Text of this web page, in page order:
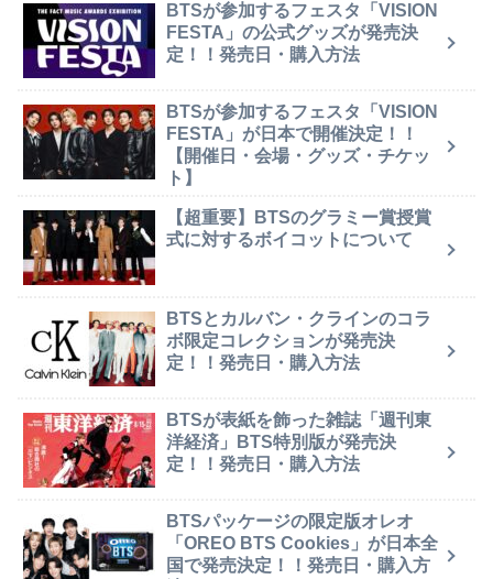
BTSが参加するフェスタ「VISION
FESTA」の公式グッズが発売決
定！！発売日・購入方法
BTSが参加するフェスタ「VISION
FESTA」が日本で開催決定！！
【開催日・会場・グッズ・チケッ
ト】
【超重要】BTSのグラミー賞授賞
式に対するボイコットについて
BTSとカルバン・クラインのコラ
ボ限定コレクションが発売決
定！！発売日・購入方法
BTSが表紙を飾った雑誌「週刊東
洋経済」BTS特別版が発売決
定！！発売日・購入方法
BTSパッケージの限定版オレオ
「OREO BTS Cookies」が日本全
国で発売決定！！発売日・購入方